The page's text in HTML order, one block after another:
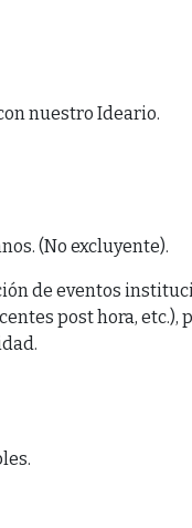
nuestro Ideario.
(No excluyente).
de eventos
post hora, etc.),